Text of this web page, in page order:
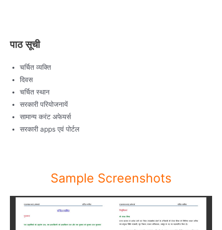
पाठ सूची
चर्चित व्यक्ति
दिवस
चर्चित स्थान
सरकारी परियोजनायें
सामान्य करंट अफेयर्स
सरकारी apps एवं पोर्टल
Sample Screenshots